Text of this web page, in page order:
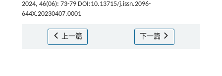
2024, 46(06): 73-79 DOI:10.13715/j.issn.2096-
644X.20230407.0001
上一篇 下一篇